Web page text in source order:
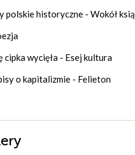
polskie historyczne - Wokół
cipka wycięła - Esej kultura
o kapitalizmie - Felieton